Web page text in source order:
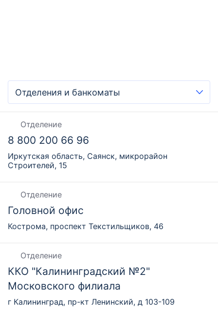
Отделение
8 800 200 66 96
Иркутская область, Саянск, микрорайон
Строителей, 15
Отделение
Головной офис
Кострома, проспект Текстильщиков, 46
Отделение
ККО "Калининградский №2"
Московского филиала
г Калининград, пр-кт Ленинский, д 103-109